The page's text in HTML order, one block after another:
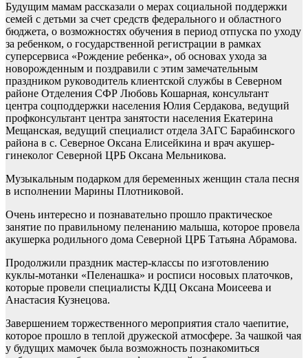
Будущим мамам рассказали о мерах социальной поддержки
семей с детьми за счет средств федерального и областного
бюджета, о возможностях обучения в период отпуска по уходу
за ребенком, о государственной регистрации в рамках
суперсервиса «Рождение ребенка», об основах ухода за
новорожденным и поздравили с этим замечательным
праздником руководитель клиентской службы в Северном
районе Отделения СФР Любовь Кошарная, консультант
центра соцподдержки населения Юлия Сердакова, ведущий
профконсультант центра занятости населения Екатерина
Мещанская, ведущий специалист отдела ЗАГС Барабинского
района в с. Северное Оксана Елисейкина и врач акушер-
гинеколог Северной ЦРБ Оксана Мельникова.
Музыкальным подарком для беременных женщин стала песня
в исполнении Марины Плотниковой.
Очень интересно и познавательно прошло практическое
занятие по правильному пеленанию малыша, которое провела
акушерка родильного дома Северной ЦРБ Татьяна Абрамова.
Продолжили праздник мастер-классы по изготовлению
куклы-мотанки «Пеленашка» и росписи носовых платочков,
которые провели специалисты КДЦ Оксана Моисеева и
Анастасия Кузнецова.
Завершением торжественного мероприятия стало чаепитие,
которое прошло в теплой дружеской атмосфере. За чашкой чая
у будущих мамочек была возможность познакомиться